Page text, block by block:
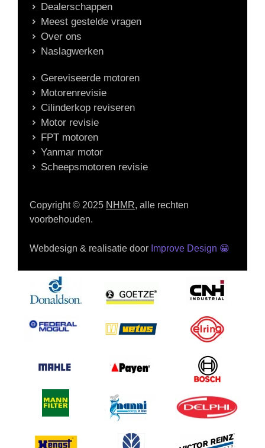
Dealerschappen
Meest gestelde vragen
Over ons
Naslagwerken
Gereviseerde motoren
Motorenrevisie
Cilinderkop reviseren
Motor revisie
FPT motoren
Yanmar motor
Scheepsmotoren revisie
Copyright © 2025 NHMR, alle rechten
voorbehouden.
Webdesign & realisatie door Improve Design 😁